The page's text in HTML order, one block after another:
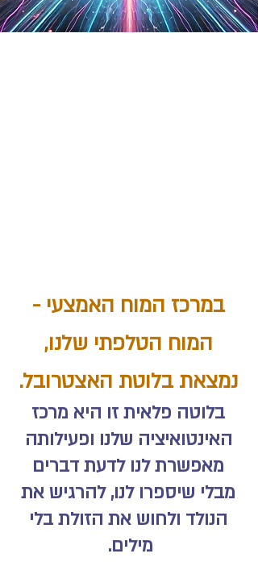
במרכז המוח האמצעי -
המוח הטלפתי שלנו,
נמצאת בלוטת האצטרובל.
בלוטה פלאית זו היא מרכז
האינטואיציה שלנו ופעילותה
מאפשרת לנו לדעת דברים
מבלי שיספרו לנו, להרגיש את
הנולד ולחוש את הזולת בלי
מילים.